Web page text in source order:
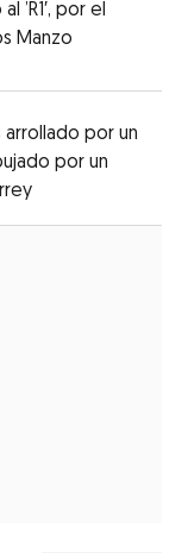
’R1′, por el
Manzo
arrollado por un
por un
Opens in new